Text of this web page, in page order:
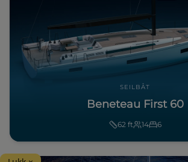
SEILBÅT
Beneteau First 60
62 ft 14 6